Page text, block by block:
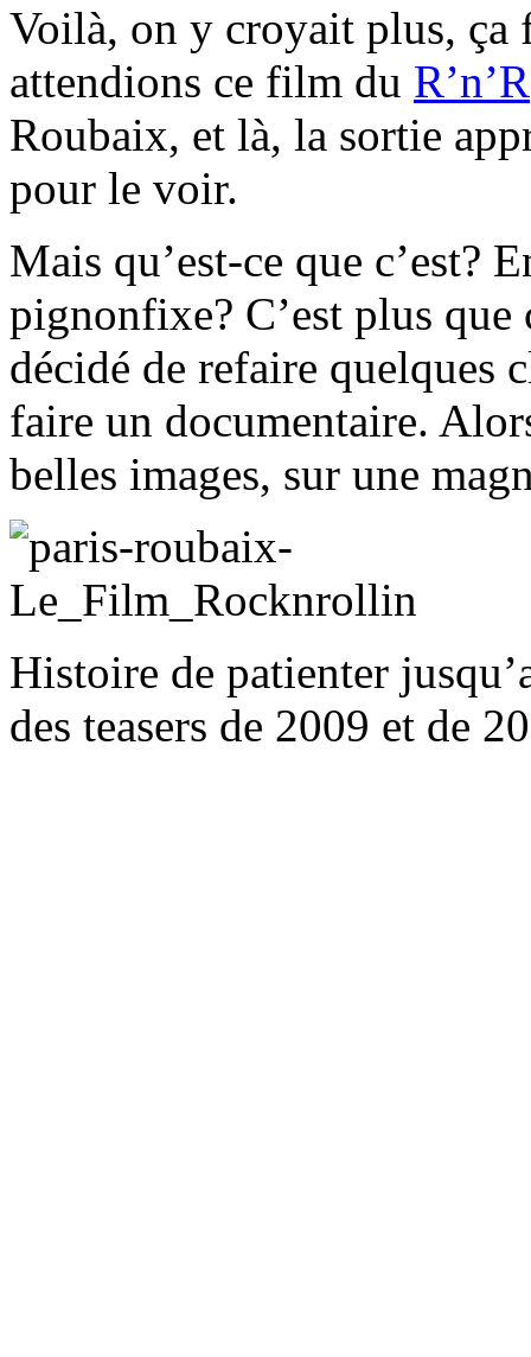
Voilà, on y croyait plus, ça
attendions ce film du R’n’R
Roubaix, et là, la sortie
pour le voir.
Mais qu’est-ce que c’est?
pignonfixe? C’est plus que
décidé de refaire quelques
faire un documentaire.
belles images, sur une
Histoire de patienter
des teasers de 2009 et de